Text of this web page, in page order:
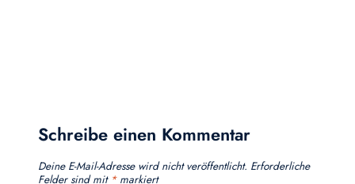
Schreibe einen Kommentar
Deine E-Mail-Adresse wird nicht veröffentlicht. Erforderliche
Felder sind mit *markiert